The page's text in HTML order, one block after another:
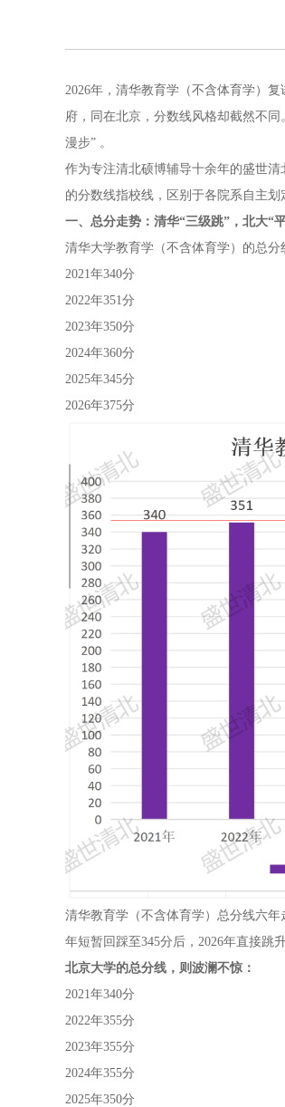
2026年，清华教育学（不含体育学）
府，同在北京，分数线风格却截然不
漫步” 。
作为专注清北硕博辅导十余年的盛世
的分数线指校线，区别于各院系自主划
一、总分走势：清华“三级跳”，北大“
清华大学教育学（不含体育学）的总分
2021年340分
2022年351分
2023年350分
2024年360分
2025年345分
2026年375分
清华教育学（不含体育学）总分线六年
年短暂回踩至345分后，2026年直接跳
北京大学的总分线，则波澜不惊：
2021年340分
2022年355分
2023年355分
2024年355分
2025年350分